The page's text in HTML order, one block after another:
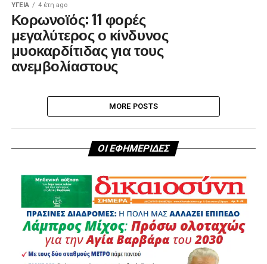
ΥΓΕΊΑ 4 έτη ago
Κορωνοϊός: 11 φορές
μεγαλύτερος ο κίνδυνος
μυοκαρδίτιδας για τους
ανεμβολίαστους
MORE POSTS
ΟΙ ΕΦΗΜΕΡΙΔΕΣ